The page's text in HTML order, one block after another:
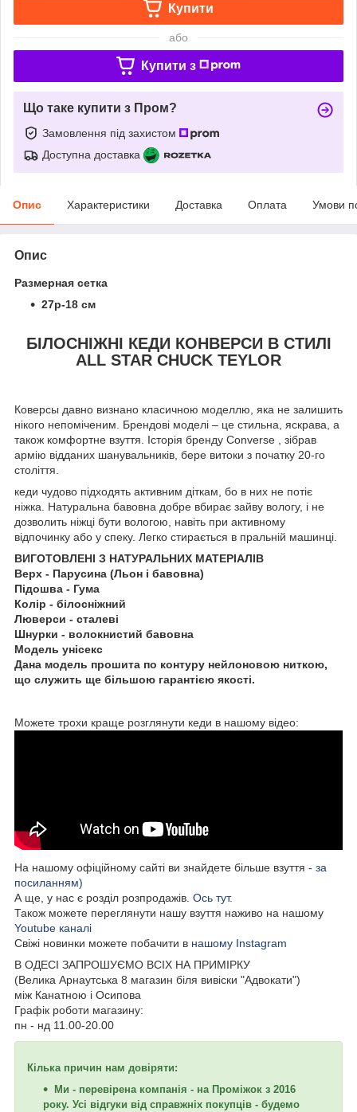
Купити
або
Купити з
Що таке купити з Пром?
Замовлення під захистом
Доступна доставка
Опис Характеристики Доставка Оплата Умови
Опис
Размерная сетка
27р-18 см
БІЛОСНІЖНІ КЕДИ КОНВЕРСИ В СТИЛІ
ALL STAR CHUCK TEYLOR
Коверсы давно визнано класичною моделлю, яка не залишить
нікого непоміченим. Брендові моделі – це стильна, яскрава, а
також комфортне взуття. Історія бренду Converse , зібрав
армію відданих шанувальників, бере витоки з початку 20-го
століття.
кеди чудово підходять активним діткам, бо в них не потіє
ніжка. Натуральна бавовна добре вбирає зайву вологу, і не
дозволить ніжці бути вологою, навіть при активному
відпочинку або у спеку. Легко стирається в пральній машинці.
ВИГОТОВЛЕНІ З НАТУРАЛЬНИХ МАТЕРІАЛІВ
Верх - Парусина (Льон і бавовна)
Підошва - Гума
Колір - білосніжний
Люверси - сталеві
Шнурки - волокнистий бавовна
Модель унісекс
Дана модель прошита по контуру нейлоновою ниткою,
що служить ще більшою гарантією якості.
Можете трохи краще розглянути кеди в нашому відео:
На нашому офіційному сайті ви знайдете більше взуття - за
посиланням)
А ще, у нас є розділ розпродажів. Ось тут.
Також можете переглянути нашу взуття наживо на нашому
Youtube каналі
Свіжі новинки можете побачити в нашому Instagram
В ОДЕСІ ЗАПРОШУЄМО ВСІХ НА ПРИМІРКУ
(Велика Арнаутська 8 магазин біля вивіски "Адвокати")
між Канатною і Осипова
Графік роботи магазину:
пн - нд 11.00-20.00
Кілька причин нам довіряти:
Ми - перевірена компанія - на Проміжок з 2016
року. Усі відгуки від справжніх покупців - будемо